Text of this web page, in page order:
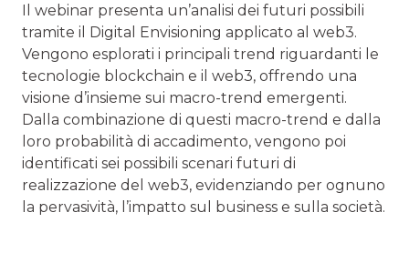
Il webinar presenta un’analisi dei futuri possibili
tramite il Digital Envisioning applicato al web3.
Vengono esplorati i principali trend riguardanti le
tecnologie blockchain e il web3, offrendo una
visione d’insieme sui macro-trend emergenti.
Dalla combinazione di questi macro-trend e dalla
loro probabilità di accadimento, vengono poi
identificati sei possibili scenari futuri di
realizzazione del web3, evidenziando per ognuno
la pervasività, l’impatto sul business e sulla società.